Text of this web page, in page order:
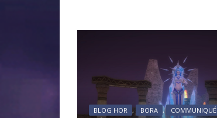
BLOG HOR , BORA , COMMUNIQUÉ